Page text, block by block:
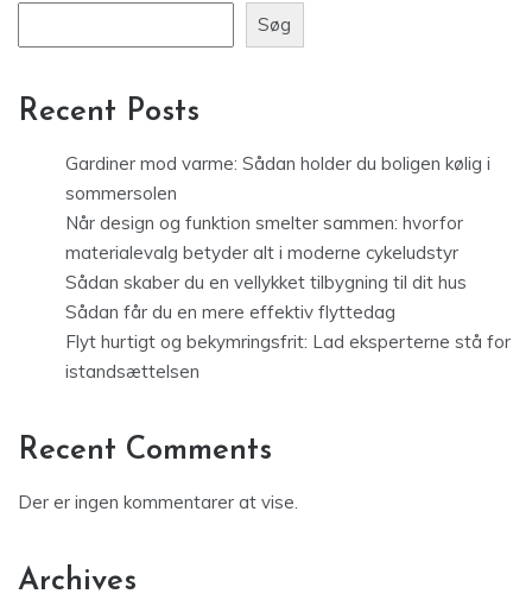
Søg
Recent Posts
Gardiner mod varme: Sådan holder du boligen kølig i
sommersolen
Når design og funktion smelter sammen: hvorfor
materialevalg betyder alt i moderne cykeludstyr
Sådan skaber du en vellykket tilbygning til dit hus
Sådan får du en mere effektiv flyttedag
Flyt hurtigt og bekymringsfrit: Lad eksperterne stå for
istandsættelsen
Recent Comments
Der er ingen kommentarer at vise.
Archives